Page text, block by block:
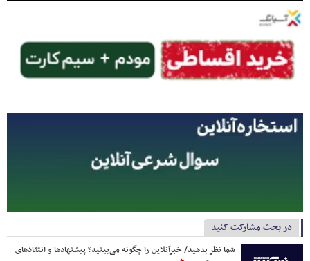
در بحث مشارکت کنید
شما نظر بدهید/ خبرآنلاین را چگونه می‌بینید؟ پیشنهادها و انتقادهای